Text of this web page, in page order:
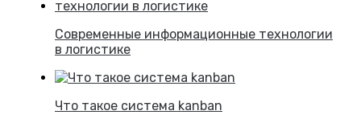
Современные информационные технологии
в логистике
Что такое система kanban